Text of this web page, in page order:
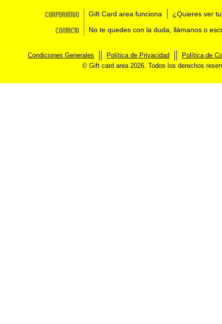
Corporativo Gift Card area funciona ¿Quieres ver
Contacto No te quedes con la duda, llámanos o
Condiciones Generales Política de Privacidad
Política de
© Gift card area 2026. Todos los derechos